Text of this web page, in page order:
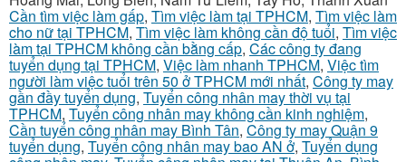
Cần tìm việc làm gấp, Tìm việc làm tại TPHCM, Tìm việc làm
cho nữ tại TPHCM, Tìm việc làm không cần độ tuổi, Tìm việc
làm tại TPHCM không cần bằng cấp, Các công ty đang
tuyển dụng tại TPHCM, Việc làm nhanh TPHCM, Việc tìm
người làm việc tuổi trên 50 ở TPHCM mới nhất, Công ty may
gần đầy tuyển dụng, Tuyển công nhân may thời vụ tại
TPHCM, Tuyển công nhân may không cần kinh nghiệm,
Cần tuyển công nhân may Bình Tân, Công ty may Quận 9
tuyển dụng, Tuyển công nhân may bao AN ở, Tuyển dụng